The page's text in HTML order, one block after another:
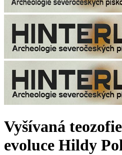
Vyšívaná
evoluce Hildy